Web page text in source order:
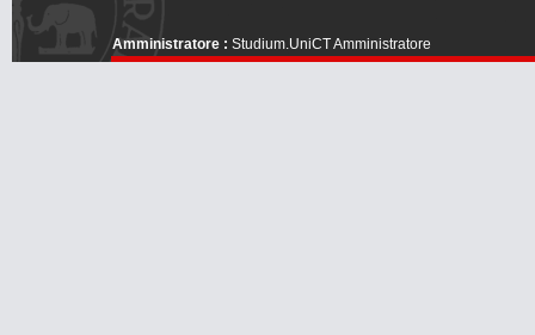
Amministratore : Studium.UniCT Amministratore